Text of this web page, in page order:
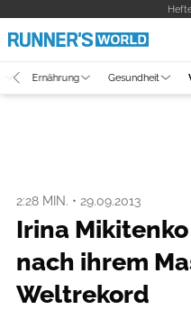
Ernährung Gesundheit
2:28 MIN. • 29.09.2013
Irina
nach ihrem
Weltrekord